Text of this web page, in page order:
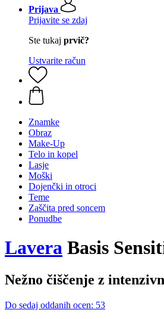
Prijava
Prijavite se zdaj
Ste tukaj prvič?
Ustvarite račun
Znamke
Obraz
Make-Up
Telo in kopel
Lasje
Moški
Dojenčki in otroci
Teme
Zaščita pred soncem
Ponudbe
Lavera Basis
Nežno čiščenje z
Do sedaj oddanih ocen: 53